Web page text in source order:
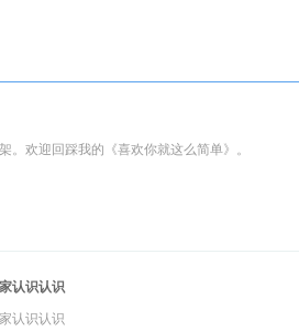
。欢迎回踩我的《喜欢你就这么简单》。
认识认识
认识认识